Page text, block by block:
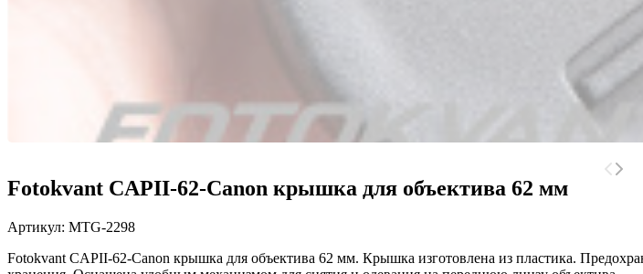
Fotokvant CAPII-62-Canon крышка для объектива 62 мм
Артикул: MTG-2298
Fotokvant CAPII-62-Canon крышка для объектива 62 мм. Крышка изготовлена из пластика.